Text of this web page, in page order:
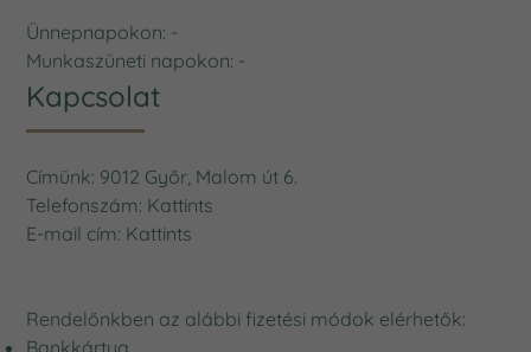
Ünnepnapokon: -
Munkaszüneti napokon: -
Kapcsolat
Címünk: 9012 Győr, Malom út 6.
Telefonszám: Kattints
E-mail cím: Kattints
Rendelőnkben az alábbi fizetési módok elérhetők:
Bankkártya